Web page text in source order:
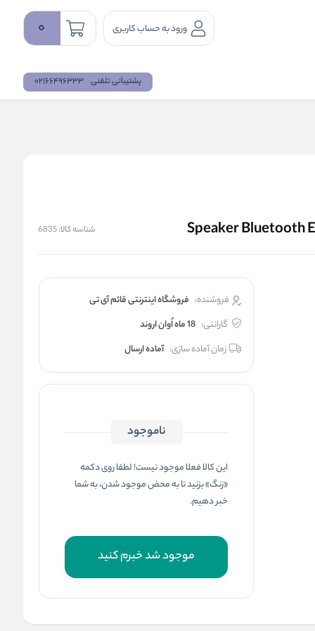
ورود به حساب کاربری 0
پشتیبانی تلفنی 02166496333
شناسه کالا:6835
فروشنده: فروشگاه اینترنتی قائم آی تی
گارانتی: 18 ماه اُوان اروند
زمان آماده سازی: آماده ارسال
ناموجود
این کالا فعلا موجود نیست! لطفا روی دکمه
«زنگ» بزنید تا به محض موجود شدن، به شما
خبر دهیم.
موجود شد خبرم کنید